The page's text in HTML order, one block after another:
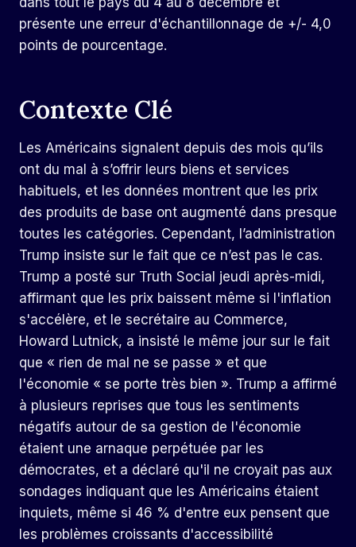
présente une erreur d'échantillonnage de +/- 4,0
points de pourcentage.
Contexte Clé
Les Américains signalent depuis des mois qu’ils
ont du mal à s’offrir leurs biens et services
habituels, et les données montrent que les prix
des produits de base ont augmenté dans presque
toutes les catégories. Cependant, l’administration
Trump insiste sur le fait que ce n’est pas le cas.
Trump a posté sur Truth Social jeudi après-midi,
affirmant que les prix baissent même si l'inflation
s'accélère, et le secrétaire au Commerce,
Howard Lutnick, a insisté le même jour sur le fait
que « rien de mal ne se passe » et que
l'économie « se porte très bien ». Trump a affirmé
à plusieurs reprises que tous les sentiments
négatifs autour de sa gestion de l'économie
étaient une arnaque perpétuée par les
démocrates, et a déclaré qu'il ne croyait pas aux
sondages indiquant que les Américains étaient
inquiets, même si 46 % d'entre eux pensent que
les problèmes croissants d'accessibilité